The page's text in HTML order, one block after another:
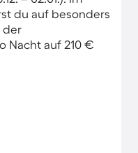
du auf besonders
der
Nacht auf 210 €